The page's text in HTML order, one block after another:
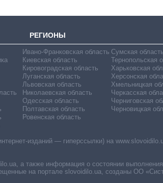
РЕГИОНЫ
Ивано-Франковская область
Киевская область
Кировоградская область
Луганская область
Львовская область
Николаевская область
Одесская область
Полтавская область
Ровенская область
Сумская область
Тернопольская
Харьковская
Херсонская
Хмельницкая
Черкасская
Черниговская
Черновицкая
изданий — гиперссылки) на
а также информация о состоянии выполнения
на портале slovoidilo.ua, созданы ОО